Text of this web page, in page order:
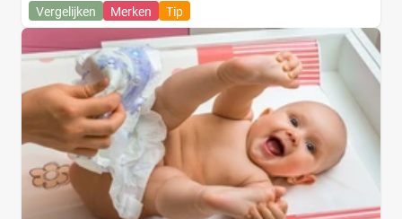
Vergelijken Merken Tip